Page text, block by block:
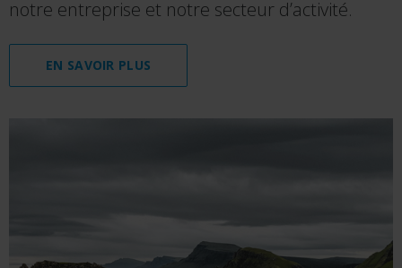
notre entreprise et notre secteur d’activité.
EN SAVOIR PLUS